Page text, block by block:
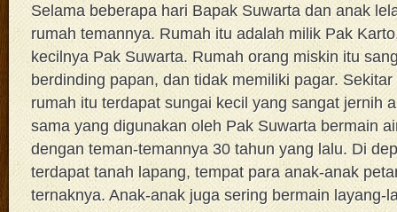
Selama beberapa hari Bapak Suwarta dan anak
rumah temannya. Rumah itu adalah milik Pak
kecilnya Pak Suwarta. Rumah orang miskin itu
berdinding papan, dan tidak memiliki pagar.
rumah itu terdapat sungai kecil yang sangat jernih
sama yang digunakan oleh Pak Suwarta bermain
dengan teman-temannya 30 tahun yang lalu. Di
terdapat tanah lapang, tempat para anak-anak
ternaknya. Anak-anak juga sering bermain layang-